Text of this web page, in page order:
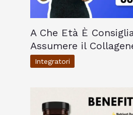
A Che Età È
Assumere il
Integratori